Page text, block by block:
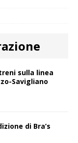
sulla linea
Savigliano
di Bra’s